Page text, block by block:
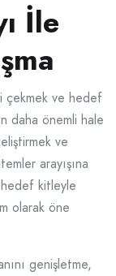
İle
çekmek ve hedef
daha önemli hale
ve
arayışına
kitleyle
olarak öne
genişletme,